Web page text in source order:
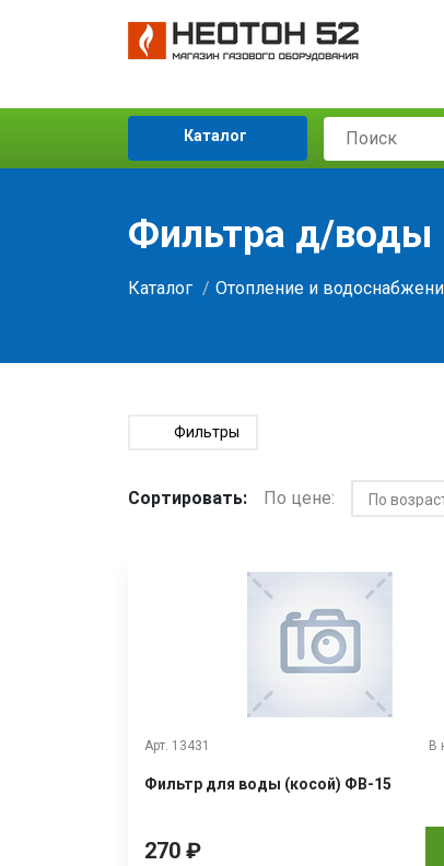
Каталог
Фильтра д/воды
Каталог Отопление и
Фильтры
Сортировать: По цене:
Арт. 13431 В
Фильтр для воды (косой) ФВ-15
270 ₽